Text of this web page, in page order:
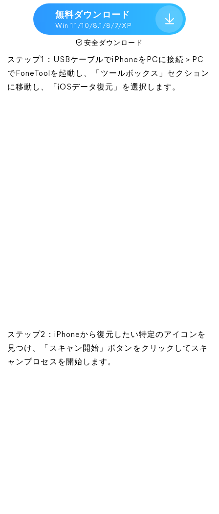
無料ダウンロード
Win 11/10/8.1/8/7/XP
安全ダウンロード
ステップ1：USBケーブルでiPhoneをPCに接続＞PC
でFoneToolを起動し、「ツールボックス」セクション
に移動し、「iOSデータ復元」を選択します。
ステップ2：iPhoneから復元したい特定のアイコンを
見つけ、「スキャン開始」ボタンをクリックしてスキ
ャンプロセスを開始します。